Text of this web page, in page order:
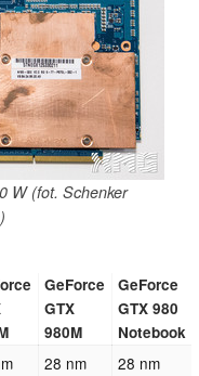
W (fot. Schenker
GeForce
GTX
980M
GeForce
GTX 980
Notebook
28 nm
28 nm